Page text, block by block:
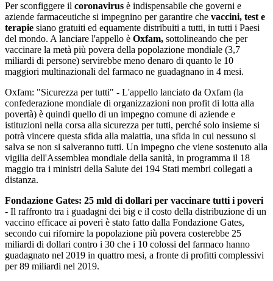
Per sconfiggere il coronavirus è indispensabile che governi e
aziende farmaceutiche si impegnino per garantire che vaccini, test e
terapie siano gratuiti ed equamente distribuiti a tutti, in tutti i Paesi
del mondo. A lanciare l'appello è Oxfam, sottolineando che per
vaccinare la metà più povera della popolazione mondiale (3,7
miliardi di persone) servirebbe meno denaro di quanto le 10
maggiori multinazionali del farmaco ne guadagnano in 4 mesi.
Oxfam: "Sicurezza per tutti" - L'appello lanciato da Oxfam (la
confederazione mondiale di organizzazioni non profit di lotta alla
povertà) è quindi quello di un impegno comune di aziende e
istituzioni nella corsa alla sicurezza per tutti, perché solo insieme si
potrà vincere questa sfida alla malattia, una sfida in cui nessuno si
salva se non si salveranno tutti. Un impegno che viene sostenuto alla
vigilia dell'Assemblea mondiale della sanità, in programma il 18
maggio tra i ministri della Salute dei 194 Stati membri collegati a
distanza.
Fondazione Gates: 25 mld di dollari per vaccinare tutti i poveri
- Il raffronto tra i guadagni dei big e il costo della distribuzione di un
vaccino efficace ai poveri è stato fatto dalla Fondazione Gates,
secondo cui rifornire la popolazione più povera costerebbe 25
miliardi di dollari contro i 30 che i 10 colossi del farmaco hanno
guadagnato nel 2019 in quattro mesi, a fronte di profitti complessivi
per 89 miliardi nel 2019.